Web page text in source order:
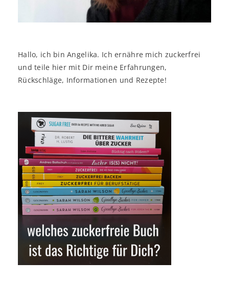
Hallo, ich bin Angelika. Ich ernähre mich zuckerfrei
und teile hier mit Dir meine Erfahrungen,
Rückschläge, Informationen und Rezepte!